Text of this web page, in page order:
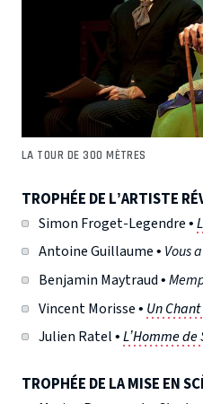
LA TOUR DE 300 MÈTRES
TROPHÉE DE L’ARTISTE
Simon Froget-Legendre •
Antoine Guillaume • Vous
Benjamin Maytraud •
Vincent Morisse • Un
Julien Ratel •L’Homme
TROPHÉE DE LA MISE EN